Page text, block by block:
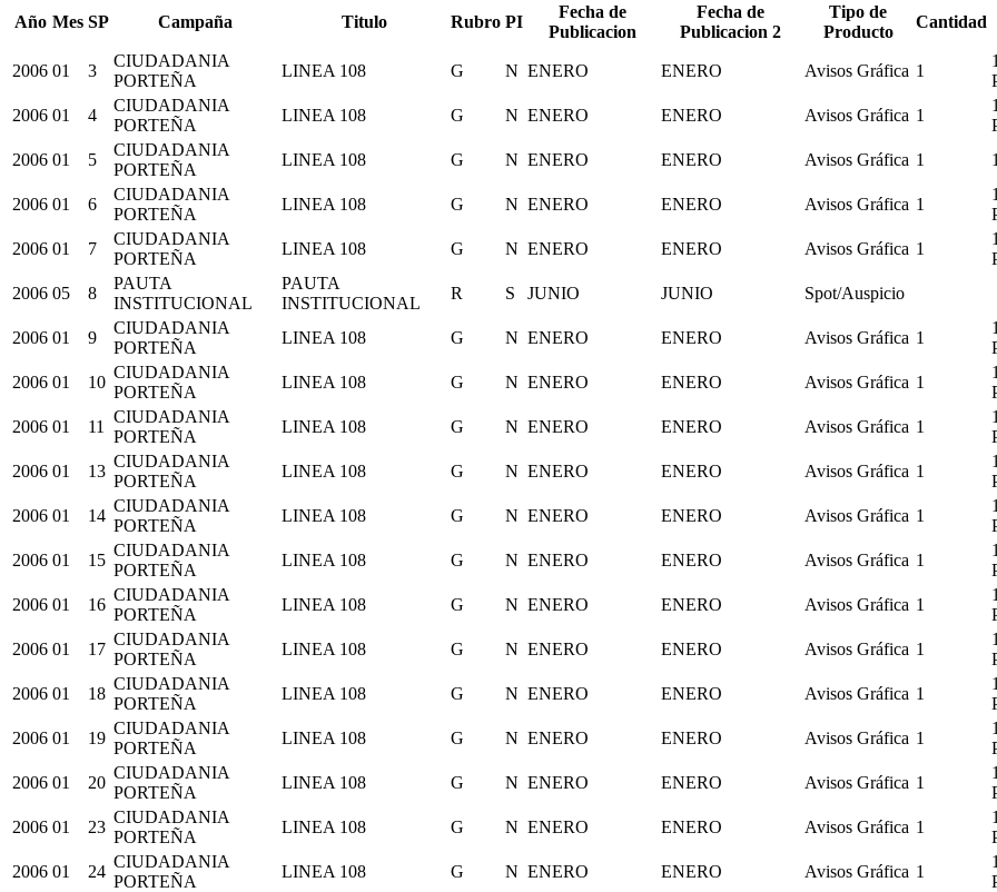
Año Mes SP Campaña Titulo Rubro PI
Fecha de
Publicacion
Fecha de
Publicacion 2
Tipo de
Producto
Cantidad
2006 01 3
CIUDADANIA
PORTEÑA
LINEA 108 G N ENERO ENERO Avisos Gráfica 1
1
2006 01 4
CIUDADANIA
PORTEÑA
LINEA 108 G N ENERO ENERO Avisos Gráfica 1
2006 01 5
CIUDADANIA
PORTEÑA
LINEA 108 G N ENERO ENERO Avisos Gráfica 1
2006 01 6
CIUDADANIA
PORTEÑA
LINEA 108 G N ENERO ENERO Avisos Gráfica 1
2006 01 7
CIUDADANIA
PORTEÑA
LINEA 108 G N ENERO ENERO Avisos Gráfica 1
2006 05 8
PAUTA
INSTITUCIONAL
PAUTA
INSTITUCIONAL
R S JUNIO JUNIO Spot/Auspicio
2006 01 9
CIUDADANIA
PORTEÑA
LINEA 108 G N ENERO ENERO Avisos Gráfica 1
2006 01 10
CIUDADANIA
PORTEÑA
LINEA 108 G N ENERO ENERO Avisos Gráfica 1
2006 01 11
CIUDADANIA
PORTEÑA
LINEA 108 G N ENERO ENERO Avisos Gráfica 1
2006 01 13
CIUDADANIA
PORTEÑA
LINEA 108 G N ENERO ENERO Avisos Gráfica 1
2006 01 14
CIUDADANIA
PORTEÑA
LINEA 108 G N ENERO ENERO Avisos Gráfica 1
2006 01 15
CIUDADANIA
PORTEÑA
LINEA 108 G N ENERO ENERO Avisos Gráfica 1
2006 01 16
CIUDADANIA
PORTEÑA
LINEA 108 G N ENERO ENERO Avisos Gráfica 1
2006 01 17
CIUDADANIA
PORTEÑA
LINEA 108 G N ENERO ENERO Avisos Gráfica 1
2006 01 18
CIUDADANIA
PORTEÑA
LINEA 108 G N ENERO ENERO Avisos Gráfica 1
2006 01 19
CIUDADANIA
PORTEÑA
LINEA 108 G N ENERO ENERO Avisos Gráfica 1
2006 01 20
CIUDADANIA
PORTEÑA
LINEA 108 G N ENERO ENERO Avisos Gráfica 1
2006 01 23
CIUDADANIA
PORTEÑA
LINEA 108 G N ENERO ENERO Avisos Gráfica 1
2006 01 24
CIUDADANIA
PORTEÑA
LINEA 108 G N ENERO ENERO Avisos Gráfica 1
1